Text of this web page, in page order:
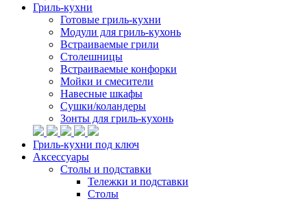
Гриль-кухни
Готовые гриль-кухни
Модули для гриль-кухонь
Встраиваемые грили
Столешницы
Встраиваемые конфорки
Мойки и смесители
Навесные шкафы
Сушки/коландеры
Зонты для гриль-кухонь
Гриль-кухни под ключ
Аксессуары
Столы и подставки
Тележки и подставки
Столы